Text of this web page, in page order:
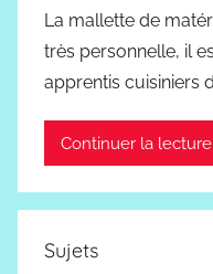
La mallette de
très personnelle, il
apprentis cuisiniers
Continuer la lecture
Sujets